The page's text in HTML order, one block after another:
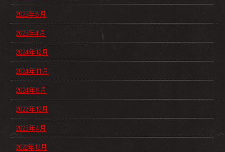
2025年8月
2025年4月
2024年12月
2024年11月
2024年8月
2023年12月
2023年4月
2022年12月